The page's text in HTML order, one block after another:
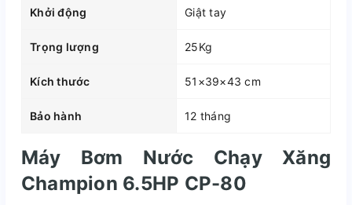
Khởi động Giật tay
Trọng lượng 25Kg
Kích thước 51×39×43 cm
Bảo hành 12 tháng
Máy Bơm Nước Chạy Xăng
Champion 6.5HP CP-80